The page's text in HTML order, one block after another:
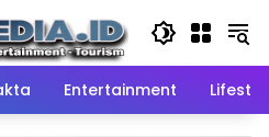
Entertainment